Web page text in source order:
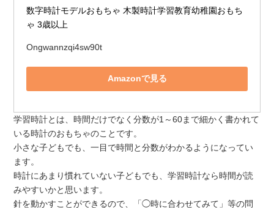
数字時計モデルおもちゃ 木製時計学習教育幼稚園おもち
ゃ 3歳以上
Ongwannzqi4sw90t
Amazonで見る
学習時計とは、時間だけでなく分数が1～60まで細かく書かれて
いる時計のおもちゃのことです。
小さな子どもでも、一目で時間と分数がわかるようになってい
ます。
時計にあまり慣れていない子どもでも、学習時計なら時間が読
みやすいかと思います。
針を動かすことができるので、「◯時に合わせてみて」等の問